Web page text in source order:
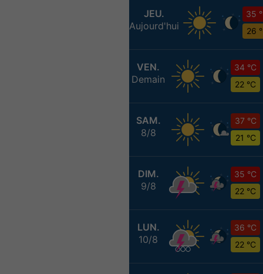
JEU.
Aujourd'hui
35
26
VEN.
Demain
34 °C
22 °C
SAM.
8/8
37 °C
21 °C
DIM.
9/8
35 °C
22 °C
LUN.
10/8
36 °C
22 °C